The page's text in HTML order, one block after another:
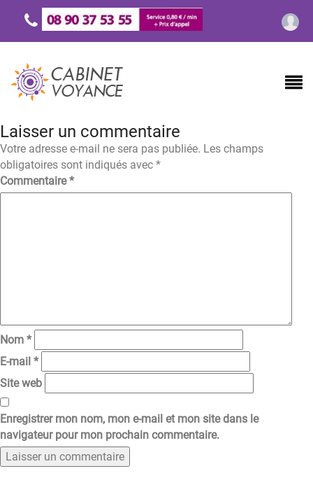
Laisser un commentaire
Votre adresse e-mail ne sera pas publiée. Les champs
obligatoires sont indiqués avec *
Commentaire*
Nom *
E-mail *
Site web
Enregistrer mon nom, mon e-mail et mon site dans le
navigateur pour mon prochain commentaire.